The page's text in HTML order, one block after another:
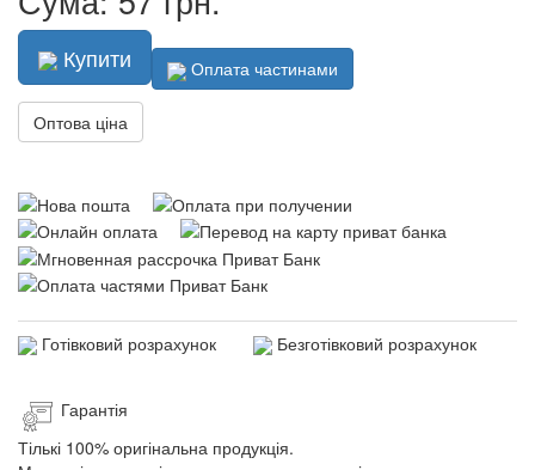
Купити Оплата частинами
Оптова ціна
Готівковий розрахунок Безготівковий розрахунок
Гарантія
Тількі 100% оригінальна продукція.